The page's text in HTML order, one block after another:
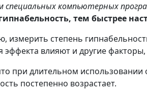
специальных компьютерных
тем быстрее
измерить степень
эффекта влияют и другие
при длительном использовании
постепенно возрастает.